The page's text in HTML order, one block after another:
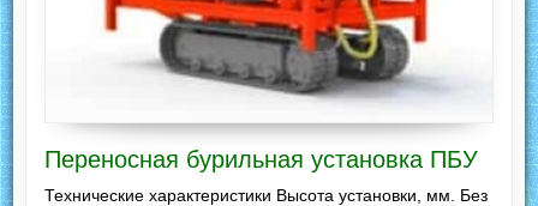
Переносная бурильная установка ПБУ
Технические характеристики Высота установки, мм. Без